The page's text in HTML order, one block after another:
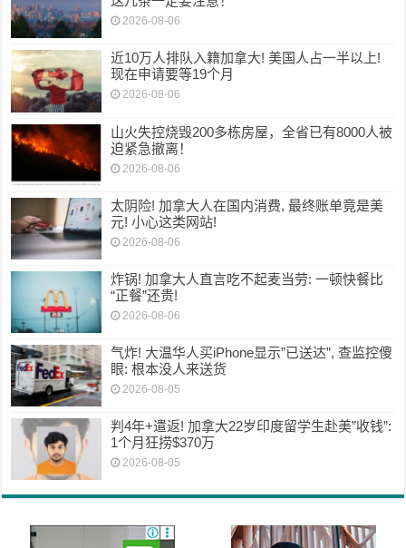
2026-08-06
近10万人排队入籍加拿大! 美国人占一半以上!
现在申请要等19个月
2026-08-06
山火失控烧毁200多栋房屋，全省已有8000人被
迫紧急撤离！
2026-08-06
太阴险! 加拿大人在国内消费, 最终账单竟是美
元! 小心这类网站!
2026-08-06
炸锅! 加拿大人直言吃不起麦当劳: 一顿快餐比
“正餐”还贵!
2026-08-06
气炸! 大温华人买iPhone显示”已送达”, 查监控傻
眼: 根本没人来送货
2026-08-05
判4年+遣返! 加拿大22岁印度留学生赴美”收钱”:
1个月狂捞$370万
2026-08-05